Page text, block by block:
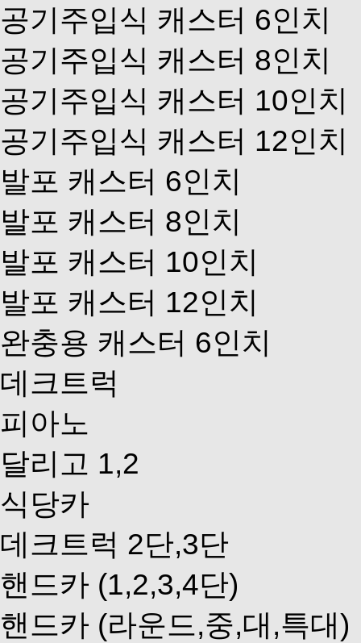
공기주입식 캐스터 6인치
공기주입식 캐스터 8인치
공기주입식 캐스터 10인치
공기주입식 캐스터 12인치
발포 캐스터 6인치
발포 캐스터 8인치
발포 캐스터 10인치
발포 캐스터 12인치
완충용 캐스터 6인치
데크트럭
피아노
달리고 1,2
식당카
데크트럭 2단,3단
핸드카 (1,2,3,4단)
핸드카 (라운드,중,대,특대)